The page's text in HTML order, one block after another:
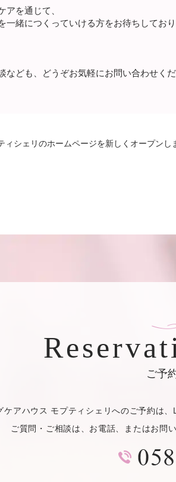
アを通じて、
一緒につくっていける方をお待ちしてお
なども、どうぞお気軽にお問い合わせくだ
ィシェリのホームページを新しくオープンし
ご予
ケアハウス モプティシェリへのご予約は、
ご質問・ご相談は、お電話、またはお問